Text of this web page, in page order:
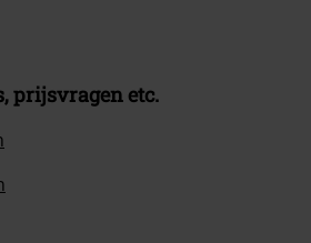
prijsvragen etc.